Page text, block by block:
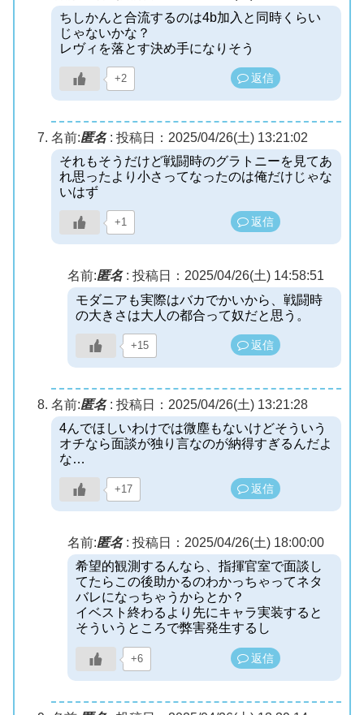
ちしかんと合流するのは4b加入と同時くらい
じゃないかな？
レヴィを落とす決め手になりそう
+2 返信
名前:匿名: 投稿日：2025/04/26(土) 13:21:02
それもそうだけど戦闘時のグラトニーを見てあ
れ思ったより小さってなったのは俺だけじゃな
いはず
+1 返信
名前:匿名: 投稿日：2025/04/26(土) 14:58:51
モダニアも実際はバカでかいから、戦闘時
の大きさは大人の都合って奴だと思う。
+15 返信
名前:匿名: 投稿日：2025/04/26(土) 13:21:28
4んでほしいわけでは微塵もないけどそういう
オチなら面談が独り言なのが納得すぎるんだよ
な…
+17 返信
名前:匿名: 投稿日：2025/04/26(土) 18:00:00
希望的観測するんなら、指揮官室で面談し
てたらこの後助かるのわかっちゃってネタ
バレになっちゃうからとか？
イベスト終わるより先にキャラ実装すると
そういうところで弊害発生するし
+6 返信